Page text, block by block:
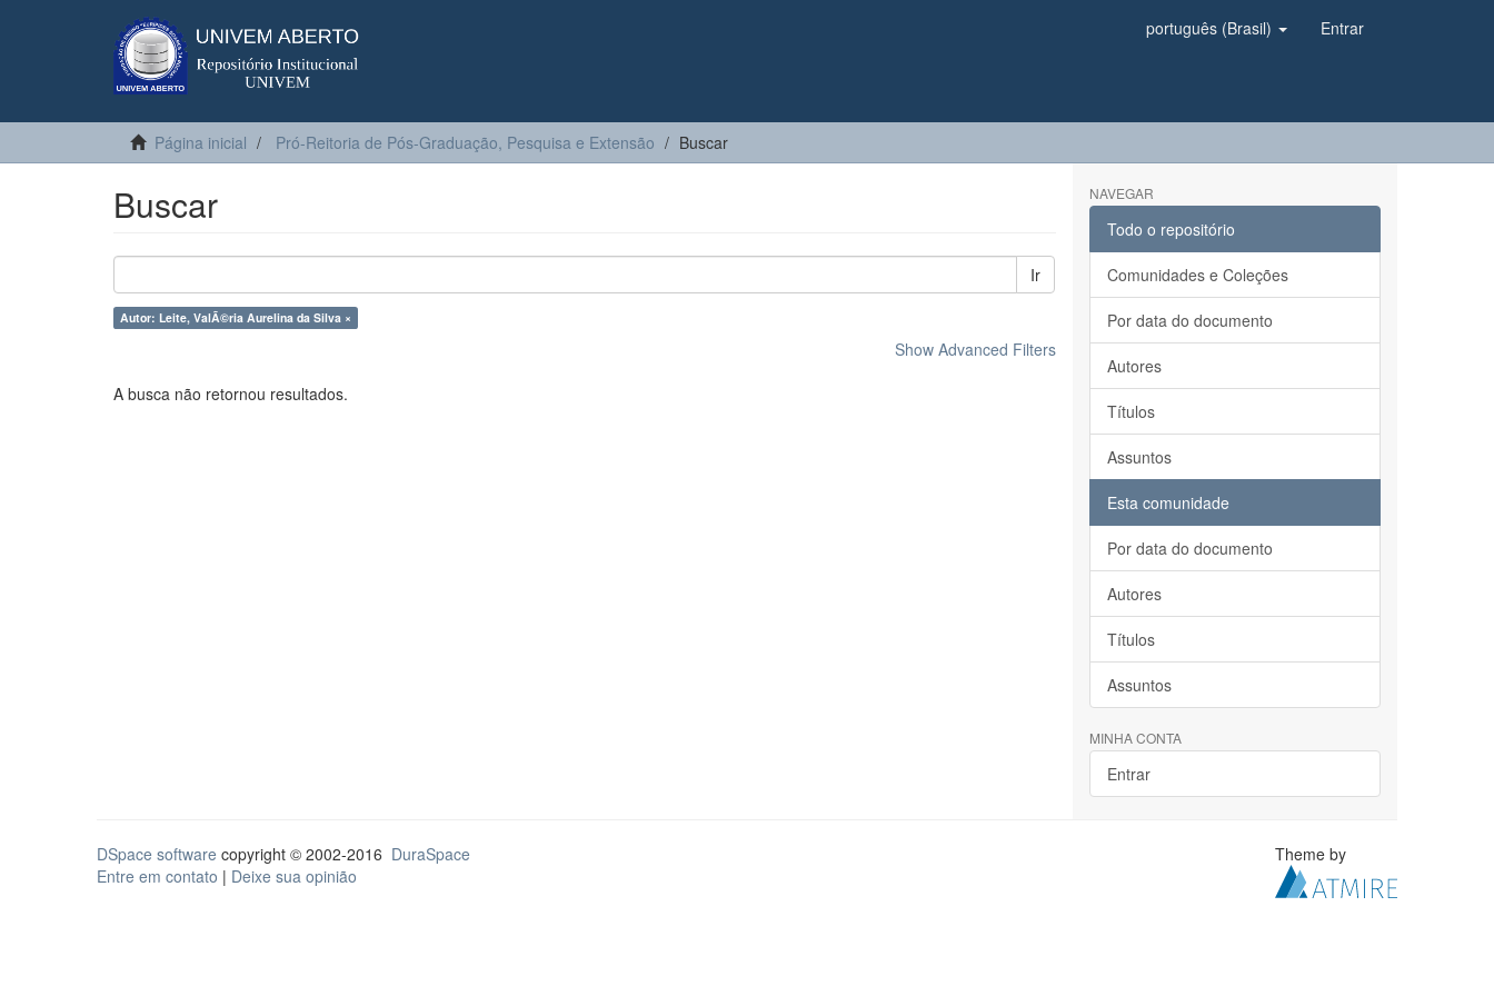
português (Brasil) Entrar
Página inicial Pró-Reitoria de Pós-Graduação, Pesquisa e Extensão Buscar
Buscar
Ir
Autor: Leite, ValÃ©ria Aurelina da Silva ×
Show Advanced Filters
A busca não retornou resultados.
NAVEGAR
Todo o repositório
Comunidades e Coleções
Por data do documento
Autores
Títulos
Assuntos
Esta comunidade
Por data do documento
Autores
Títulos
Assuntos
MINHA CONTA
Entrar
DSpace software copyright © 2002-2016 DuraSpace
Entre em contato | Deixe sua opinião
Theme by